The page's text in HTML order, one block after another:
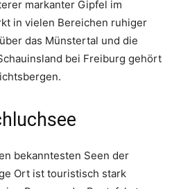
markanter Gipfel im
in vielen Bereichen ruhiger
das Münstertal und die
bei Freiburg gehört
bekanntesten Seen der
Ort ist touristisch stark